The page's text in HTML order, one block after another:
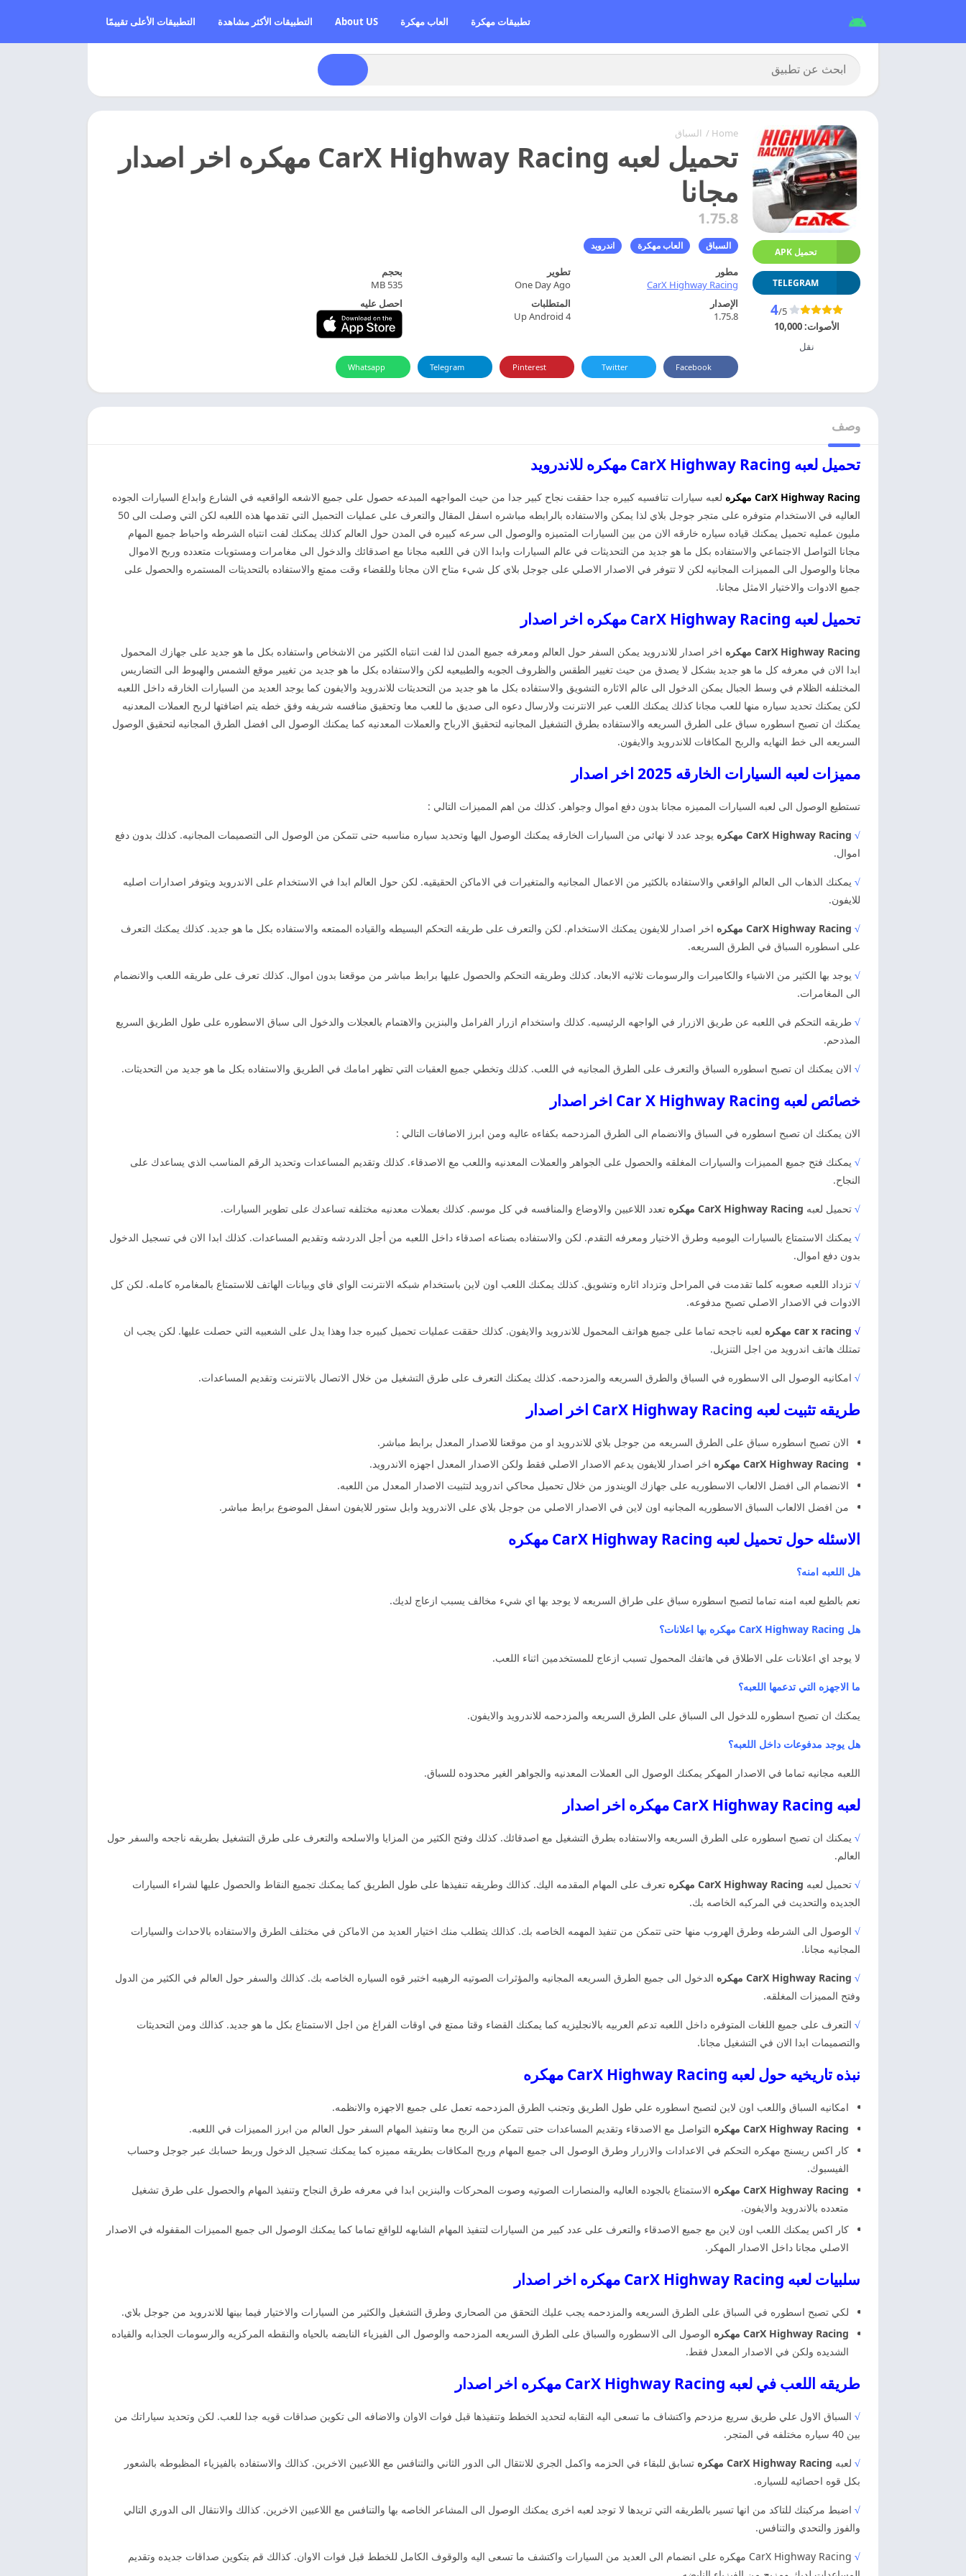
تطبيقات مهكرة العاب مهكرة About US التطبيقات الأكثر مشاهدة التطبيقات الأعلى تقييمًا
Home
/ السباق
تحميل لعبه CarX Highway Racing مهكره اخر اصدار
مجانا
1.75.8
السباق العاب مهكرة اندرويد
تحميل APK
TELEGRAM
4/5
الأصوات:10,000
نقل
مطور
CarX Highway Racing
تطوير
One Day Ago
بحجم
535 MB
الإصدار
1.75.8
المتطلبات
Up Android 4
احصل عليه
Facebook
Twitter
Pinterest
Telegram
Whatsapp
وصف
تحميل لعبه CarX Highway Racing مهكره للاندرويد
CarX Highway Racing مهكره
لعبه سيارات تنافسيه كبيره جدا حققت نجاح كبير جدا من حيث المواجهه المبدعه حصول على جميع الاشعه الواقعيه في الشارع وابداع السيارات الجوده
العاليه في الاستخدام متوفره على متجر جوجل بلاي لذا يمكن والاستفاده بالرابطه مباشره اسفل المقال والتعرف على عمليات التحميل التي تقدمها هذه اللعبه لكن التي وصلت الى 50
مليون عمليه تحميل يمكنك قياده سياره خارقه الان من بين السيارات المتميزه والوصول الى سرعه كبيره في المدن حول العالم كذلك يمكنك لفت انتباه الشرطه واحباط جميع المهام
مجانا التواصل الاجتماعي والاستفاده بكل ما هو جديد من التحديثات في عالم السيارات وابدا الان في اللعبه مجانا مع اصدقائك والدخول الى مغامرات ومستويات متعدده وربح الاموال
مجانا والوصول الى المميزات المجانيه لكن لا تتوفر في الاصدار الاصلي على جوجل بلاي كل شيء متاح الان مجانا وللقضاء وقت ممتع والاستفاده بالتحديثات المستمره والحصول على
جميع الادوات والاختيار الامثل مجانا.
تحميل لعبه CarX Highway Racing مهكره اخر اصدار
CarX Highway Racing مهكره
اخر اصدار للاندرويد يمكن السفر حول العالم ومعرفه جميع المدن لذا لفت انتباه الكثير من الاشخاص واستفاده بكل ما هو جديد على جهازك المحمول
ابدا الان في معرفه كل ما هو جديد بشكل لا يصدق من حيث تغيير الطقس والظروف الجويه والطبيعيه لكن والاستفاده بكل ما هو جديد من تغيير موقع الشمس والهبوط الى التضاريس
المختلفه الظلام في وسط الجبال يمكن الدخول الى عالم الاثاره التشويق والاستفاده بكل ما هو جديد من التحديثات للاندرويد والايفون كما يوجد العديد من السيارات الخارقه داخل اللعبه
لكن يمكنك تحديد سياره منها للعب مجانا كذلك يمكنك اللعب عبر الانترنت ولارسال دعوه الى صديق ما للعب معا وتحقيق منافسه شريفه وفق خطه يتم اضافتها لربح العملات المعدنيه
يمكنك ان تصبح اسطوره سباق على الطرق السريعه والاستفاده بطرق التشغيل المجانيه لتحقيق الارباح والعملات المعدنيه كما يمكنك الوصول الى افضل الطرق المجانيه لتحقيق الوصول
السريعه الى خط النهايه والربح المكافات للاندرويد والايفون.
مميزات لعبه السيارات الخارقه 2025 اخر اصدار
تستطيع الوصول الى لعبه السيارات المميزه مجانا بدون دفع اموال وجواهر. كذلك من اهم المميزات التالي :
√ CarX Highway Racing مهكره
يوجد عدد لا نهائي من السيارات الخارقه يمكنك الوصول اليها وتحديد سياره مناسبه حتى تتمكن من الوصول الى التصميمات المجانيه. كذلك بدون دفع
اموال.
√ يمكنك الذهاب الى العالم الواقعي والاستفاده بالكثير من الاعمال المجانيه والمتغيرات في الاماكن الحقيقيه. لكن حول العالم ابدا في الاستخدام على الاندرويد ويتوفر اصدارات اصليه
للايفون.
√ CarX Highway Racing مهكره
اخر اصدار للايفون يمكنك الاستخدام. لكن والتعرف على طريقه التحكم البسيطه والقياده الممتعه والاستفاده بكل ما هو جديد. كذلك يمكنك التعرف
على اسطوره السباق في الطرق السريعه.
√ يوجد بها الكثير من الاشياء والكاميرات والرسومات ثلاثيه الابعاد. كذلك وطريقه التحكم والحصول عليها برابط مباشر من موقعنا بدون اموال. كذلك تعرف على طريقه اللعب والانضمام
الى المغامرات.
√ طريقه التحكم في اللعبه عن طريق الازرار في الواجهه الرئيسيه. كذلك واستخدام ازرار الفرامل والبنزين والاهتمام بالعجلات والدخول الى سباق الاسطوره على طول الطريق السريع
المذدحم.
√ الان يمكنك ان تصبح اسطوره السباق والتعرف على الطرق المجانيه في اللعب. كذلك وتخطي جميع العقبات التي تظهر امامك في الطريق والاستفاده بكل ما هو جديد من التحديثات.
خصائص لعبه Car X Highway Racing اخر اصدار
الان يمكنك ان تصبح اسطوره في السباق والانضمام الى الطرق المزدحمه بكفاءه عاليه ومن ابرز الاضافات التالي :
√ يمكنك فتح جميع المميزات والسيارات المغلقه والحصول على الجواهر والعملات المعدنيه واللعب مع الاصدقاء. كذلك وتقديم المساعدات وتحديد الرقم المناسب الذي يساعدك على
النجاح.
√ تحميل لعبه CarX Highway Racing مهكره تعدد اللاعبين والاوضاع والمنافسه في كل موسم. كذلك بعملات معدنيه مختلفه تساعدك على تطوير السيارات.
√ يمكنك الاستمتاع بالسيارات اليوميه وطرق الاختيار ومعرفه التقدم. لكن والاستفاده بصناعه اصدقاء داخل اللعبه من أجل الدردشه وتقديم المساعدات. كذلك ابدا الان في تسجيل الدخول
بدون دفع اموال.
√ تزداد اللعبه صعوبه كلما تقدمت في المراحل وتزداد اثاره وتشويق. كذلك يمكنك اللعب اون لاين باستخدام شبكه الانترنت الواي فاي وبيانات الهاتف للاستمتاع بالمغامره كامله. لكن كل
الادوات في الاصدار الاصلي تصبح مدفوعه.
√ car x racing مهكره
لعبه ناجحه تماما على جميع هواتف المحمول للاندرويد والايفون. كذلك حققت عمليات تحميل كبيره جدا وهذا يدل على الشعبيه التي حصلت عليها. لكن يجب ان
تمتلك هاتف اندرويد من اجل التنزيل.
√ امكانيه الوصول الى الاسطوره في السباق والطرق السريعه والمزدحمه. كذلك يمكنك التعرف على طرق التشغيل من خلال الاتصال بالانترنت وتقديم المساعدات.
طريقه تثبيت لعبه CarX Highway Racing اخر اصدار
الان تصبح اسطوره سباق على الطرق السريعه من جوجل بلاي للاندرويد او من موقعنا للاصدار المعدل برابط مباشر.
CarX Highway Racing مهكره
اخر اصدار للايفون يدعم الاصدار الاصلي فقط ولكن الاصدار المعدل اجهزه الاندرويد.
الانضمام الى افضل الالعاب الاسطوريه على جهازك الويندوز من خلال تحميل محاكي اندرويد لتثبيت الاصدار المعدل من اللعبه.
من افضل الالعاب السباق الاسطوريه المجانيه اون لاين في الاصدار الاصلي من جوجل بلاي على الاندرويد وابل ستور للايفون اسفل الموضوع برابط مباشر.
الاسئله حول تحميل لعبه CarX Highway Racing مهكره
هل اللعبه امنه؟
نعم بالطبع لعبه امنه تماما لتصبح اسطوره سباق على طراق السريعه لا يوجد بها اي شيء مخالف يسبب ازعاج لديك.
هل CarX Highway Racing مهكره بها اعلانات؟
لا يوجد اي اعلانات على الاطلاق في هاتفك المحمول تسبب ازعاج للمستخدمين اثناء اللعب.
ما الاجهزه التي تدعمها اللعبه؟
يمكنك ان تصبح اسطوره للدخول الى السباق على الطرق السريعه والمزدحمه للاندرويد والايفون.
هل يوجد مدفوعات داخل اللعبه؟
اللعبه مجانيه تماما في الاصدار المهكر يمكنك الوصول الى العملات المعدنيه والجواهر الغير محدوده للسباق.
لعبه CarX Highway Racing مهكره اخر اصدار
√ يمكنك ان تصبح اسطوره على الطرق السريعه والاستفاده بطرق التشغيل مع اصدقائك. كذلك وفتح الكثير من المزايا والاسلحه والتعرف على طرق التشغيل بطريقه ناجحه والسفر حول
العالم.
√ تحميل لعبه CarX Highway Racing مهكره
تعرف على المهام المقدمه اليك. كذالك وطريقه تنفيذها على طول الطريق كما يمكنك تجميع النقاط والحصول عليها لشراء السيارات
الجديده والتحديث في المركبه الخاصه بك.
√ الوصول الى الشرطه وطرق الهروب منها حتى تتمكن من تنفيذ المهمه الخاصه بك. كذالك يتطلب منك اختيار العديد من الاماكن في مختلف الطرق والاستفاده بالاحداث والسيارات
المجانيه مجانا.
√ CarX Highway Racing مهكره
الدخول الى جميع الطرق السريعه المجانيه والمؤثرات الصوتيه الرهيبه اختبر قوه السياره الخاصه بك. كذالك والسفر حول العالم في الكثير من الدول
وفتح المميزات المغلقه.
√ التعرف على جميع اللغات المتوفره داخل اللعبه تدعم العربيه بالانجليزيه كما يمكنك القضاء وقتا ممتع في اوقات الفراغ من اجل الاستمتاع بكل ما هو جديد. كذالك ومن التحديثات
والتصميمات ابدا الان في التشغيل مجانا.
نبذه تاريخيه حول لعبه CarX Highway Racing مهكره
امكانيه السباق واللعب اون لاين لتصبح اسطوره علي طول الطريق وتجنب الطرق المزدحمه تعمل على جميع الاجهزه والانظمه.
CarX Highway Racing مهكره
التواصل مع الاصدقاء وتقديم المساعدات حتى تتمكن من الربح معا وتنفيذ المهام السفر حول العالم من ابرز المميزات في اللعبه.
كار اكس ريسنج مهكره التحكم في الاعدادات والازرار وطرق الوصول الى جميع المهام وربح المكافات بطريقه مميزه كما يمكنك تسجيل الدخول وربط حسابك عبر جوجل وحساب
الفيسبوك.
CarX Highway Racing مهكره
الاستمتاع بالجوده العاليه والمنصارات الصوتيه وصوت المحركات والبنزين ابدا في معرفه طرق النجاح وتنفيذ المهام والحصول على طرق تشغيل
متعدده بالاندرويد والايفون.
كار اكس يمكنك اللعب اون لاين مع جميع الاصدقاء والتعرف على عدد كبير من السيارات لتنفيذ المهام الشابهه للواقع تماما كما يمكنك الوصول الى جميع المميزات المقفوله في الاصدار
الاصلي مجانا داخل الاصدار المهكر.
سلبيات لعبه CarX Highway Racing مهكره اخر اصدار
لكي تصبح اسطوره في السباق على الطرق السريعه والمزدحمه يجب عليك التحقق من الصحاري وطرق التشغيل والكثير من السيارات والاختيار فيما بينها للاندرويد من جوجل بلاي.
CarX Highway Racing مهكره
الوصول الى الاسطوره والسباق على الطرق السريعه المزدحمه والوصول الى الفيزياء النابضه بالحياه والنقطه المركزيه والرسومات الجذابه والقياده
الشديده ولكن في الاصدار المعدل فقط.
طريقه اللعب في لعبه CarX Highway Racing مهكره اخر اصدار
√ السباق الاول علي طريق سريع مزدحم واكتشاف ما تسعى اليه النقابه لتحديد الخطط وتنفيذها قبل فوات الاوان والاضافه الى تكوين صداقات قويه جدا للعب. لكن وتحديد سياراتك من
بين 40 سياره مختلفه في المتجر.
√ لعبه CarX Highway Racing مهكره
تسابق للبقاء في الحزمه واكمل الجري للانتقال الى الدور الثاني والتنافس مع اللاعبين الاخرين. كذالك والاستفاده بالفيزياء المظبوطه بالشعور
بكل قوه احصائيه للسياره.
√ اضبط مركبتك للتاكد من انها تسير بالطريقه التي تريدها لا توجد لعبه اخرى يمكنك الوصول الى المشاعر الخاصه بها والتنافس مع اللاعبين الاخرين. كذالك والانتقال الى الدوري التالي
والفوز والتحدي والتنافس.
√
CarX Highway Racing مهكره على انضمام الى العديد من السيارات واكتشف ما تسعى اليه والوقوف الكامل للخطط قبل فوات الاوان. كذالك قم بتكوين صداقات جديده وتقديم